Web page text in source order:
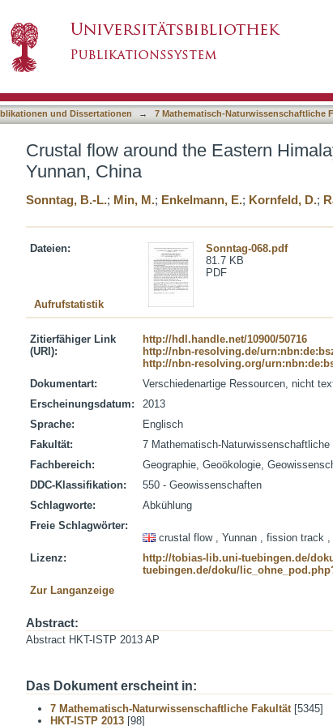
und Dissertationen → 7 Mathematisch-Naturwissenschaftliche
Crustal flow around the Eastern
Yunnan, China
Sonntag, B.-L.; Min, M.; Enkelmann, E.; Kornfeld, D.;
Dateien:
Sonntag-068.pdf
81.7 KB
PDF
Aufrufstatistik
Zitierfähiger Link
(URI):
http://hdl.handle.net/10900/50716
http://nbn-resolving.de/
http://nbn-resolving.org/
Dokumentart:
Verschiedenartige Ressourcen, nicht
Erscheinungsdatum:
2013
Sprache:
Englisch
Fakultät:
7 Mathematisch-Naturwissenschaftliche
Fachbereich:
Geographie, Geoökologie,
DDC-Klassifikation:
550 - Geowissenschaften
Schlagworte:
Abkühlung
Freie Schlagwörter:
crustal flow , Yunnan , fission track
Lizenz:
http://tobias-lib.uni-tuebingen.de/
tuebingen.de/doku/
Zur Langanzeige
Abstract:
Abstract HKT-ISTP 2013 AP
Das Dokument erscheint in:
7 Mathematisch-Naturwissenschaftliche Fakultät[5345]
HKT-ISTP 2013 [98]